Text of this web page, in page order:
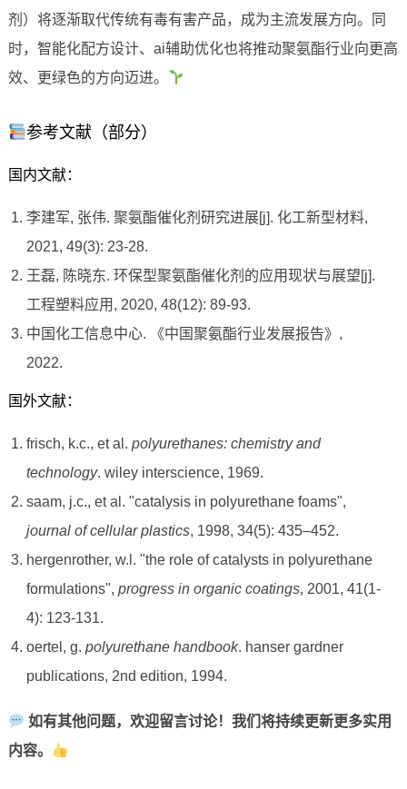
剂）将逐渐取代传统有毒有害产品，成为主流发展方向。同
时，智能化配方设计、ai辅助优化也将推动聚氨酯行业向更高
效、更绿色的方向迈进。
参考文献（部分）
国内文献：
李建军, 张伟. 聚氨酯催化剂研究进展[j]. 化工新型材料,
2021, 49(3): 23-28.
王磊, 陈晓东. 环保型聚氨酯催化剂的应用现状与展望[j].
工程塑料应用, 2020, 48(12): 89-93.
中国化工信息中心. 《中国聚氨酯行业发展报告》,
2022.
国外文献：
frisch, k.c., et al. polyurethanes: chemistry and
technology. wiley interscience, 1969.
saam, j.c., et al. "catalysis in polyurethane foams",
journal of cellular plastics, 1998, 34(5): 435–452.
hergenrother, w.l. "the role of catalysts in polyurethane
formulations", progress in organic coatings, 2001, 41(1-
4): 123-131.
oertel, g. polyurethane handbook. hanser gardner
publications, 2nd edition, 1994.
如有其他问题，欢迎留言讨论！我们将持续更新更多实用
内容。